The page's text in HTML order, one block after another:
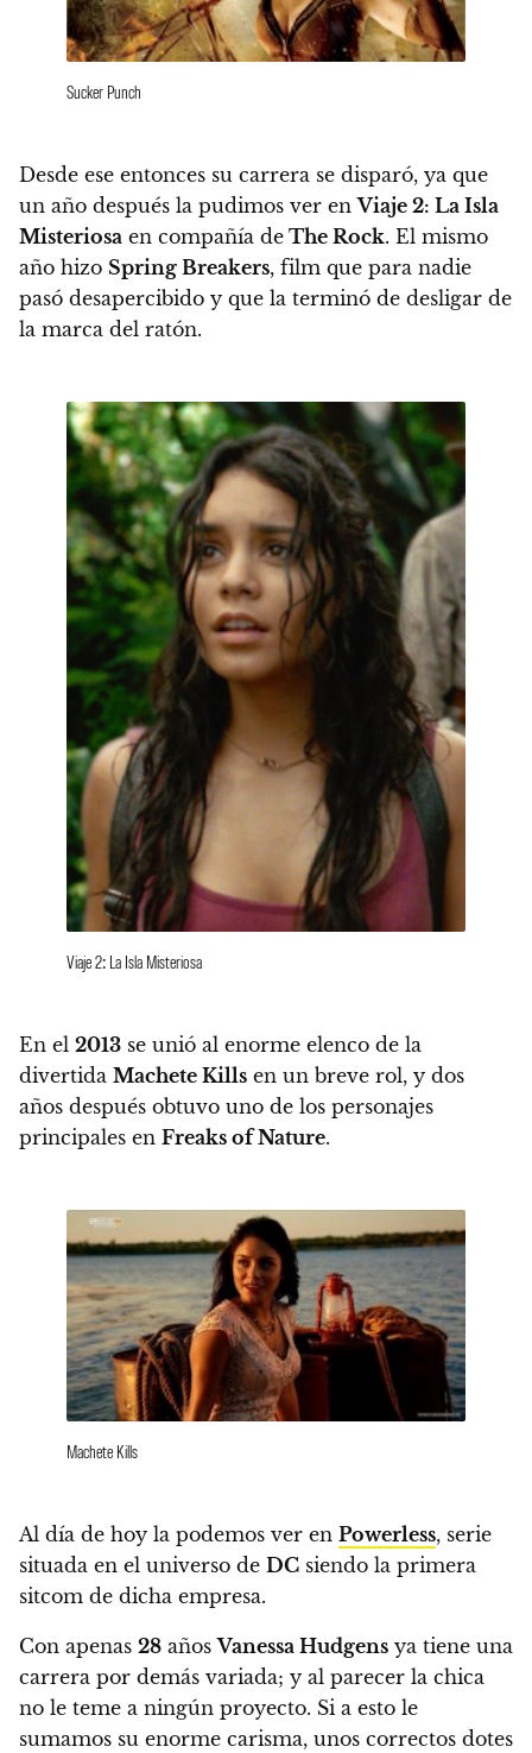
Sucker Punch
Desde ese entonces su carrera se disparó, ya que
un año después la pudimos ver enViaje 2: La Isla
Misteriosa en compañía de The Rock. El mismo
año hizo Spring Breakers, film que para nadie
pasó desapercibido y que la terminó de desligar de
la marca del ratón.
Viaje 2: La Isla Misteriosa
En el 2013 se unió al enorme elenco de la
divertida Machete Kills en un breve rol, y dos
años después obtuvo uno de los personajes
principales en Freaks of Nature.
Machete Kills
Al día de hoy la podemos ver en Powerless, serie
situada en el universo de DC siendo la primera
sitcom de dicha empresa.
Con apenas 28 añosVanessa Hudgens ya tiene una
carrera por demás variada; y al parecer la chica
no le teme a ningún proyecto. Si a esto le
sumamos su enorme carisma, unos correctos dotes